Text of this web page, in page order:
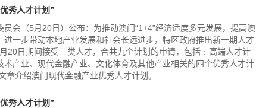
秀人才计划”
会（5月20日）公布：为推动澳门“1+4”经济适度多元发展，提高澳
一步带动本地产业发展和社会长远进步，特区政府推出新一期人才
20日期间接受三类人才，合共九个计划的申请，包括﹕高端人才计
产业、现代金融产业、文化体育及其他产业相关的四个优秀人才计
介绍澳门现代金融产业优秀人才计划。
秀人才计划”